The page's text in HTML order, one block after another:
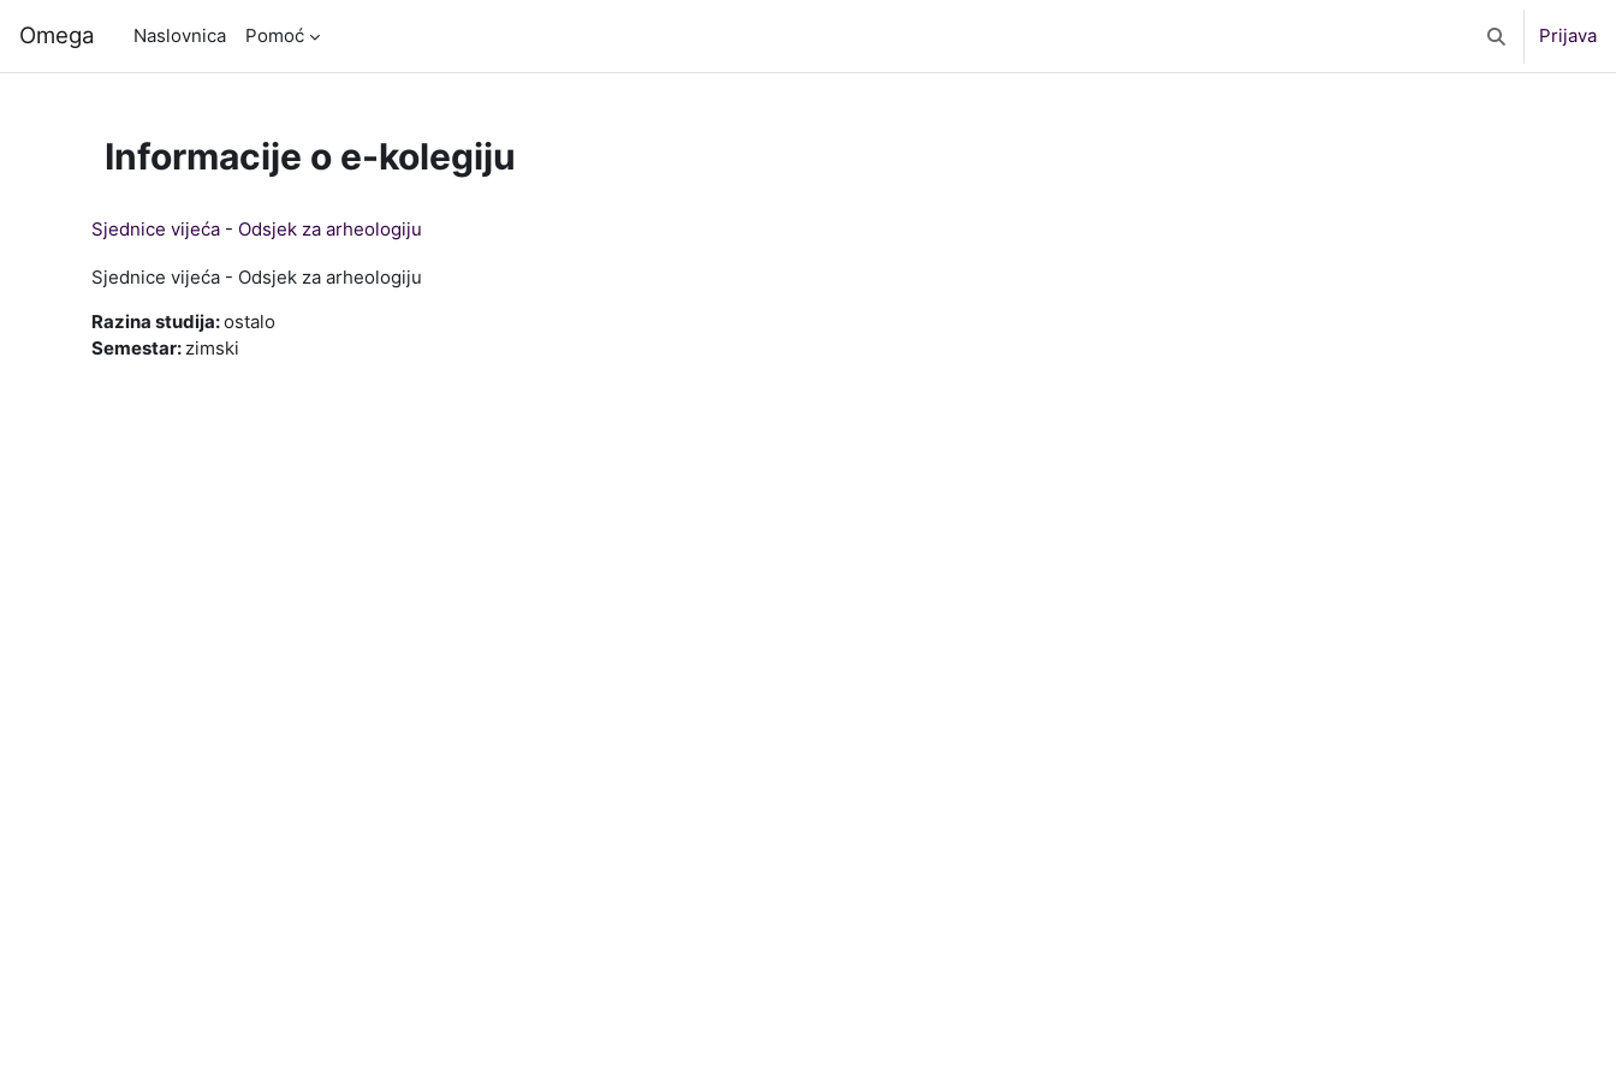
Omega Naslovnica Pomoć Toggle search
Prijava
Informacije o e-kolegiju
Sjednice vijeća - Odsjek za arheologiju
Sjednice vijeća - Odsjek za arheologiju
Razina studija:ostalo
Semestar: zimski